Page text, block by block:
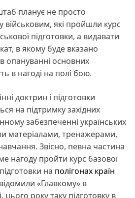
планує не просто
військовим, які пройшли курс
підготовки, а видавати
в якому буде вказано
опануванні основних
в нагоді на полі бою.
доктрин і підготовки
на підтримку західних
забезпеченні українських
матеріалами, тренажерами,
Звісно, певна частина
нагоду пройти курс базової
на полігонах країн
«Главкому» в
року таку підготовку в